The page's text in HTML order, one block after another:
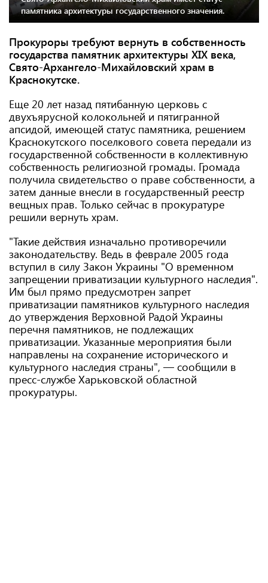
памятника архитектуры государственного значения.
Прокуроры требуют вернуть в собственность
государства памятник архитектуры XIX века,
Свято-Архангело-Михайловский храм в
Краснокутске.
Еще 20 лет назад пятибанную церковь с
двухъярусной колокольней и пятигранной
апсидой, имеющей статус памятника, решением
Краснокутского поселкового совета передали из
государственной собственности в коллективную
собственность религиозной громады. Громада
получила свидетельство о праве собственности, а
затем данные внесли в государственный реестр
вещных прав. Только сейчас в прокуратуре
решили вернуть храм.
"Такие действия изначально противоречили
законодательству. Ведь в феврале 2005 года
вступил в силу Закон Украины "О временном
запрещении приватизации культурного наследия".
Им был прямо предусмотрен запрет
приватизации памятников культурного наследия
до утверждения Верховной Радой Украины
перечня памятников, не подлежащих
приватизации. Указанные мероприятия были
направлены на сохранение исторического и
культурного наследия страны", — сообщили в
пресс-службе Харьковской областной
прокуратуры.